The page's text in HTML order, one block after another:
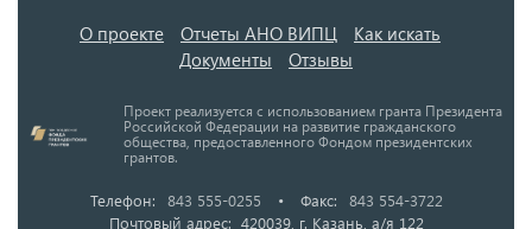
О проекте Отчеты АНО ВИПЦ
Как искать
Документы
Отзывы
Проект реализуется с использованием гранта Президента
Российской Федерации на развитие гражданского
общества, предоставленного Фондом президентских
грантов.
Телефон: 843 555-0255 • Факс:
843 554-3722
Почтовый адрес: 420039, г. Казань, а/я 122